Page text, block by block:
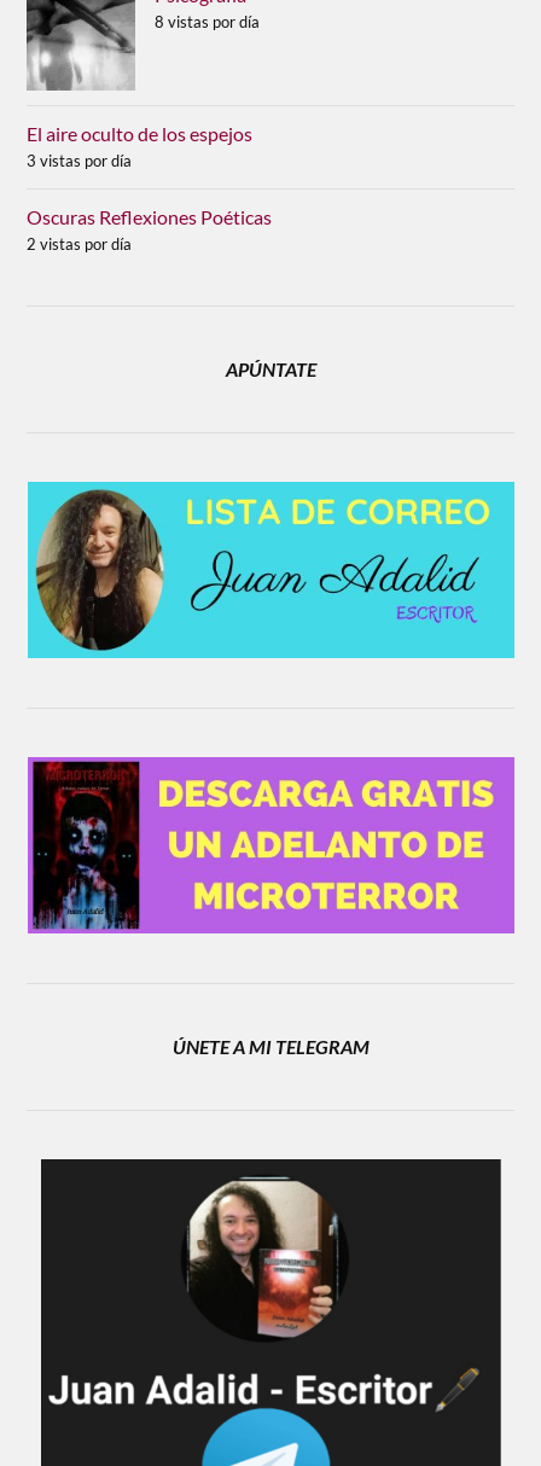
8 vistas por día
El aire oculto de los espejos
3 vistas por día
Oscuras Reflexiones Poéticas
2 vistas por día
APÚNTATE
ÚNETE A MI TELEGRAM